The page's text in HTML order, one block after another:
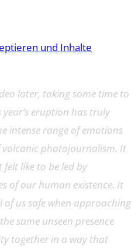
und Inhalte
later, taking some time to
eruption has truly
intense range of emotions
photojournalism. It
like to be led by
of our human existence. It
of us safe when approaching
same unseen presence
together in a way that